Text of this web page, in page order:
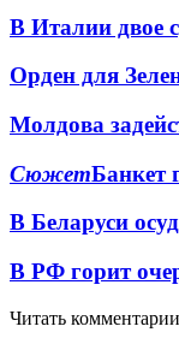
В Италии двое
Орден для
Молдова
СюжетБанкет
В Беларуси
В РФ горит
Читать комментарии